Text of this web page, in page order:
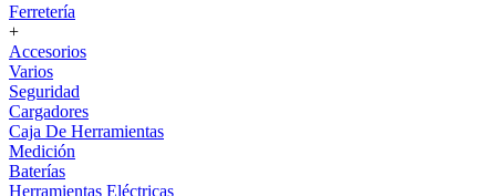
Ferretería
+
Accesorios
Varios
Seguridad
Cargadores
Caja De Herramientas
Medición
Baterías
Herramientas Eléctricas